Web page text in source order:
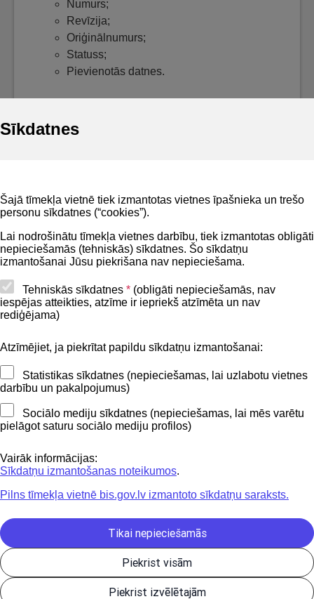
Sīkdatnes
Šajā tīmekļa vietnē tiek izmantotas vietnes īpašnieka un trešo
personu sīkdatnes (“cookies”).
Lai nodrošinātu tīmekļa vietnes darbību, tiek izmantotas obligāti
nepieciešamās (tehniskās) sīkdatnes. Šo sīkdatņu
izmantošanai Jūsu piekrišana nav nepieciešama.
Tehniskās sīkdatnes * (obligāti nepieciešamās, nav
iespējas atteikties, atzīme ir iepriekš atzīmēta un nav
rediģējama)
Atzīmējiet, ja piekrītat papildu sīkdatņu izmantošanai:
Statistikas sīkdatnes (nepieciešamas, lai uzlabotu vietnes
darbību un pakalpojumus)
Sociālo mediju sīkdatnes (nepieciešamas, lai mēs varētu
pielāgot saturu sociālo mediju profilos)
Vairāk informācijas:
Sīkdatņu izmantošanas noteikumos.
Pilns tīmekļa vietnē bis.gov.lv izmantoto sīkdatņu saraksts.
Piekrist izvēlētajām
Piekrist visām
Tikai nepieciešamās
Numurs;
Revīzija;
Oriģinālnumurs;
Statuss;
Pievienotās datnes.
Privātuma politika
Lapas karte
Piekļūstamības paziņojums
Kontakti
BIS atbalsta dienesta tālrunis:
Sekojiet mums
Lejupielādejiet
Būvniecības valsts kontroles birojs | Informācijas pārpublicēšanas
gadījumā atsauce uz Būvniecības informācijas sistēmu obligāta. |